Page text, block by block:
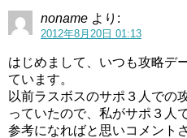
noname より:
2012年8月20日 01:13
はじめまして、いつも攻略デ
ています。
以前ラスボスのサポ３人での
っていたので、私がサポ３人
参考になればと思いコメント